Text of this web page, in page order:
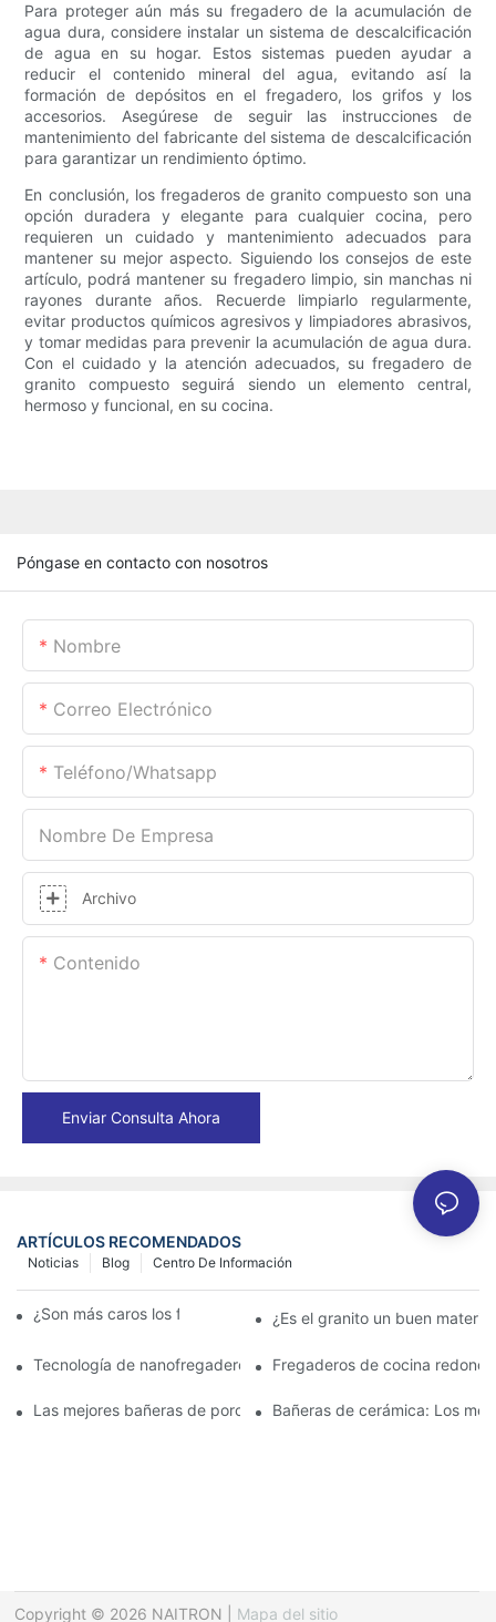
Para proteger aún más su fregadero de la acumulación de
agua dura, considere instalar un sistema de descalcificación
de agua en su hogar. Estos sistemas pueden ayudar a
reducir el contenido mineral del agua, evitando así la
formación de depósitos en el fregadero, los grifos y los
accesorios. Asegúrese de seguir las instrucciones de
mantenimiento del fabricante del sistema de descalcificación
para garantizar un rendimiento óptimo.
En conclusión, los fregaderos de granito compuesto son una
opción duradera y elegante para cualquier cocina, pero
requieren un cuidado y mantenimiento adecuados para
mantener su mejor aspecto. Siguiendo los consejos de este
artículo, podrá mantener su fregadero limpio, sin manchas ni
rayones durante años. Recuerde limpiarlo regularmente,
evitar productos químicos agresivos y limpiadores abrasivos,
y tomar medidas para prevenir la acumulación de agua dura.
Con el cuidado y la atención adecuados, su fregadero de
granito compuesto seguirá siendo un elemento central,
hermoso y funcional, en su cocina.
Póngase en contacto con nosotros
Nombre
Correo Electrónico
Teléfono/whatsapp
Nombre De Empresa
Archivo
Contenido
Enviar Consulta Ahora
ARTÍCULOS RECOMENDADOS
Centro De Información
Blog
Noticias
¿Son más caros los fregaderos de granito?¿Es el granito un buen
Tecnología de nanofregaderos: lo que los propietarios deben
Fregaderos de cocina
Las mejores bañeras de porcelana para un baño clásico
Bañeras de cerámica: Los
Copyright © 2026 NAITRON | Mapa del sitio